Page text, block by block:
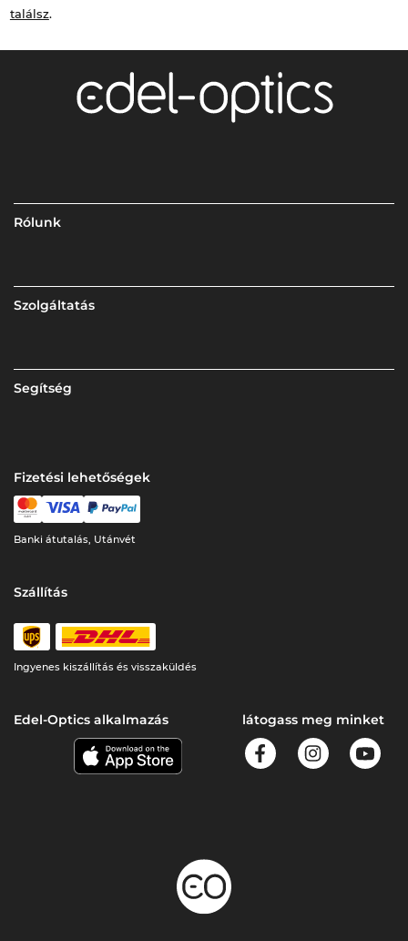
találsz.
Rólunk
Szolgáltatás
Segítség
Fizetési lehetőségek
Banki átutalás, Utánvét
Szállítás
Ingyenes kiszállítás és visszaküldés
Edel-Optics alkalmazás látogass meg minket